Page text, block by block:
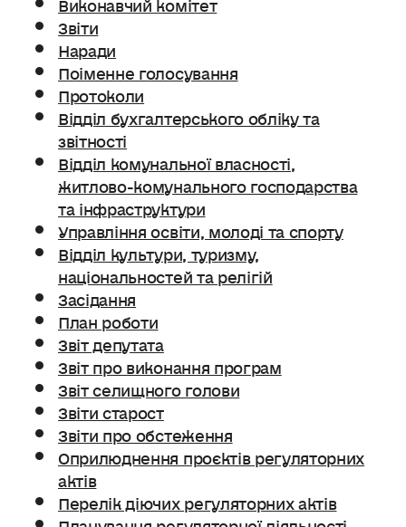
Звіти
Наради
Поіменне голосування
Протоколи
Відділ бухгалтерського обліку та
звітності
Відділ комунальної власності,
житлово-комунального господарства
та інфраструктури
Управління освіти, молоді та спорту
Відділ культури, туризму,
національностей та релігій
Засідання
План роботи
Звіт депутата
Звіт про виконання програм
Звіт селищного голови
Звіти старост
Звіти про обстеження
Оприлюднення проєктів регуляторних
актів
Перелік діючих регуляторних актів